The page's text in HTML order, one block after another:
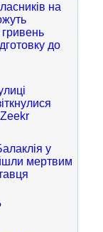
на
до
у
мертвим